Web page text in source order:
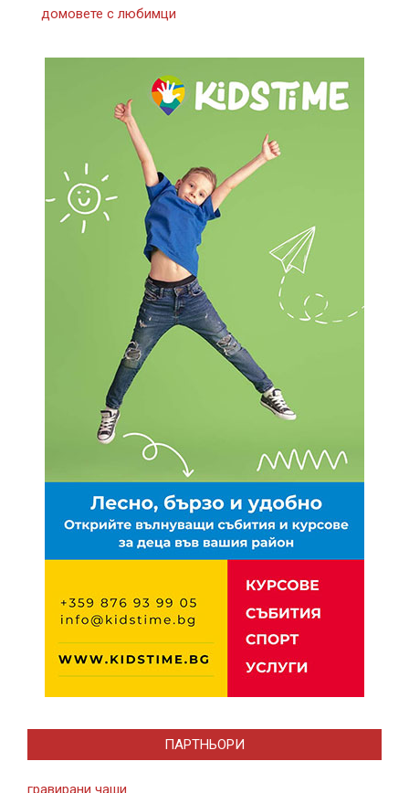
домовете с любимци
ПАРТНЬОРИ
гравирани чаши